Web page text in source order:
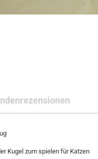
Kugel zum spielen für Katzen